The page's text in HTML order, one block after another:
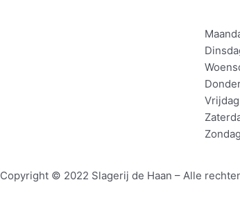
Vrijdag
Zondag
Copyright © 2022 Slagerij de Haan – Alle